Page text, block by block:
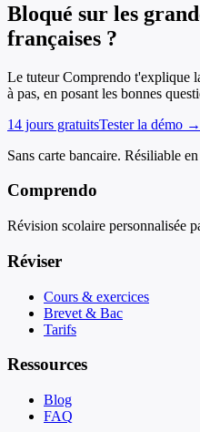
Bloqué sur les
françaises ?
Le tuteur Comprendo t'explique
à pas, en posant les bonnes
14 jours gratuitsTester la démo →
Sans carte bancaire. Résiliable
Comprendo
Révision scolaire personnalisée
Réviser
Cours & exercices
Brevet & Bac
Tarifs
Ressources
Blog
FAQ